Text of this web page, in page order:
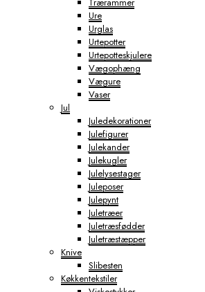
Ure
Urglas
Urtepotter
Urtepotteskjulere
Vægophæng
Vægure
Vaser
Jul
Juledekorationer
Julefigurer
Julekander
Julekugler
Julelysestager
Juleposer
Julepynt
Juletræer
Juletræsfødder
Juletræstæpper
Knive
Slibesten
Køkkentekstiler